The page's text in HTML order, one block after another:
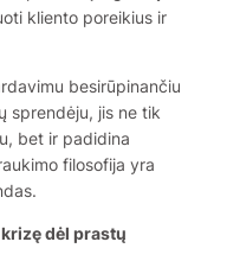
kliento poreikius ir
besirūpinančiu
sprendėju, jis ne tik
bet ir padidina
filosofija yra
dėl prastų